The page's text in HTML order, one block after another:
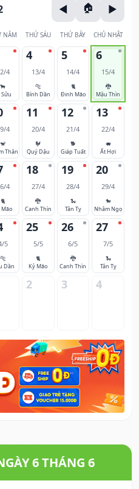
NĂM THỨ SÁU THỨ BẢY CHỦ NHẬT
4
🐂
Sửu
4
13/4
🐅
Bính Dần
5
14/4
🐈
Đinh Mão
6
15/4
🐉
Mậu Thìn
4
🐒
Thân
11
20/4
🐓
Quý Dậu
12
21/4
🐕
Giáp Tuất
13
22/4
🐖
Ất Hợi
4
🐈
Mão
18
27/4
🐉
Canh Thìn
19
28/4
🐍
Tân Tỵ
20
29/4
🐎
Nhâm Ngọ
5
🐅
Dần
25
5/5
🐈
Kỷ Mão
26
6/5
🐉
Canh Thìn
27
7/5
🐍
Tân Tỵ
2 3 4
6 THÁNG 6